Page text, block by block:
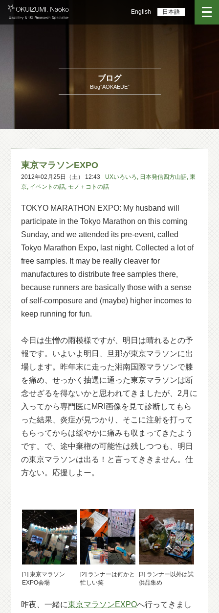
English 日本語
ブログ
- Blog”AOKAEDE” -
東京マラソンEXPO
2012年02月25日（土） 12:43 UXいろいろ, 日本発信四方山話,東
京, イベントの話, モノ＋コトの話
TOKYO MARATHON EXPO: My husband will
participate in the Tokyo Marathon on this coming
Sunday, and we attended its pre-event, called
Tokyo Marathon Expo, last night. Collected a lot of
free samples. It may be really cleaver for
manufactures to distribute free samples there,
because runners are basically those with a sense
of self-composure and (maybe) higher incomes to
keep running for fun.
今日は生憎の雨模様ですが、明日は晴れるとの予
報です。いよいよ明日、旦那が東京マラソンに出
場します。昨年末に走った湘南国際マラソンで膝
を痛め、せっかく抽選に通った東京マラソンは断
念せざるを得ないかと思われてきましたが、2月に
入ってから専門医にMRI画像を見て診断してもら
った結果、炎症が見つかり、そこに注射を打って
もらってからは緩やかに痛みも収まってきたよう
です。で、途中棄権の可能性は残しつつも、明日
の東京マラソンは出る！と言ってききません。仕
方ない。応援しよー。
[1] 東京マラソン
EXPO会場
[2] ランナーは何かと
忙しい笑
[3] ランナー以外は試
供品集め
昨夜、一緒に東京マラソンEXPOへ行ってきまし